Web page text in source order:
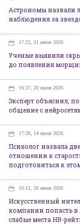
Астрономы назвали
наблюдения за
17:22, 21 июля 2026
Ученые выявили
до появления
16:37, 20 июля 2026
Эксперт объяснил,
общение с
17:39, 14 июля 2026
Психолог назвала
отношении к
подготовиться к
16:12, 26 июня 2026
Искусственный
компании попасть в
слабые места HR-